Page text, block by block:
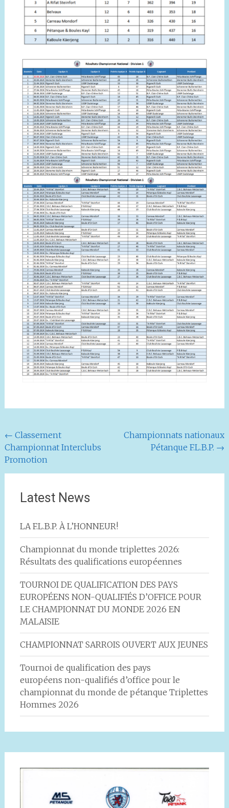
Navigation
de
← Classement
Championnat Interclubs
Promotion
Championnats nationaux
Pétanque F.L.B.P. →
Latest News
LA F.L.B.P. À L’HONNEUR!
Championnat du monde triplettes 2026:
Résultats des qualifications européennes
TOURNOI DE QUALIFICATION DES PAYS
EUROPÉENS NON-QUALIFIÉS D’OFFICE POUR
LE CHAMPIONNAT DU MONDE 2026 EN
MALAISIE
CHAMPIONNAT SARROIS OUVERT AUX JEUNES
Tournoi de qualification des pays
européens non-qualifiés d’office pour le
championnat du monde de pétanque Triplettes
Hommes 2026